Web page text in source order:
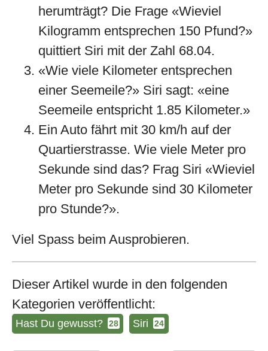
herumträgt? Die Frage «Wieviel
Kilogramm entsprechen 150 Pfund?»
quittiert Siri mit der Zahl 68.04.
«Wie viele Kilometer entsprechen
einer Seemeile?» Siri sagt: «eine
Seemeile entspricht 1.85 Kilometer.»
Ein Auto fährt mit 30 km/h auf der
Quartierstrasse. Wie viele Meter pro
Sekunde sind das? Frag Siri «Wieviel
Meter pro Sekunde sind 30 Kilometer
pro Stunde?».
Viel Spass beim Ausprobieren.
Dieser Artikel wurde in den folgenden
Kategorien veröffentlicht:
Hast Du gewusst? 28 Siri 24